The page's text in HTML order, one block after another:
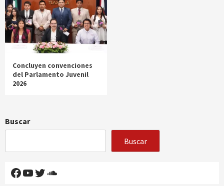
Concluyen convenciones
del Parlamento Juvenil
2026
Buscar
Buscar
Facebook
YouTube
Twitter
SoundCloud